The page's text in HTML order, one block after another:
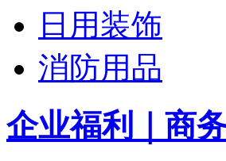
日用装饰
消防用品
企业福利｜商